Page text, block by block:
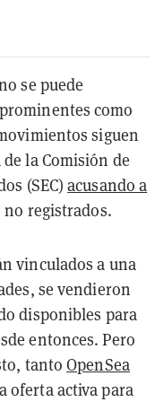
se puede
como
siguen
la Comisión de
(SEC)acusando a
registrados.
vinculados a una
se vendieron
disponibles para
entonces. Pero
tantoOpenSea
oferta activa para